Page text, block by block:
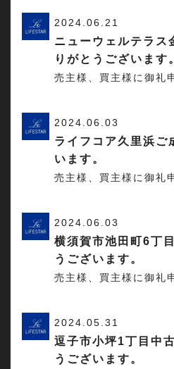
2024.06.21
ニューウェルテラス
りがとうございます
売主様、買主様に御礼
2024.06.03
ライフコア久里浜ご
います。
売主様、買主様に御礼
2024.06.03
横須賀市池田町6丁
うございます。
売主様、買主様に御礼
2024.05.31
逗子市小坪1丁目中
うございます。